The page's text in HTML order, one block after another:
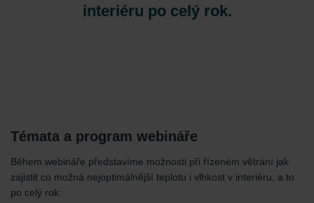
interiéru po celý rok.
Témata a program webináře
Během webináře představíme možnosti při řízeném větrání jak
zajistit co možná nejoptimálnější teplotu i vlhkost v interiéru, a to
po celý rok: